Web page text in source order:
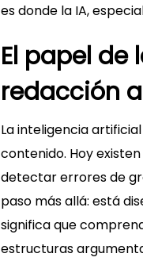
es donde la IA,
El papel
redacción
La inteligencia
contenido. Hoy
detectar errores de
paso más allá: está
significa que
estructuras